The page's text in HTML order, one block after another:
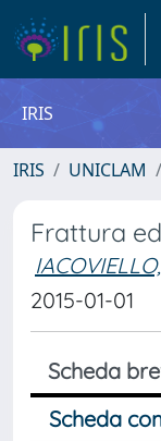
IRIS
IRIS UNICLAM
Frattura
2015-01-01
Scheda
Scheda